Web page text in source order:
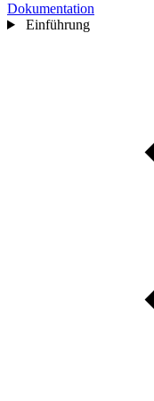
Dokumentation
Einführung